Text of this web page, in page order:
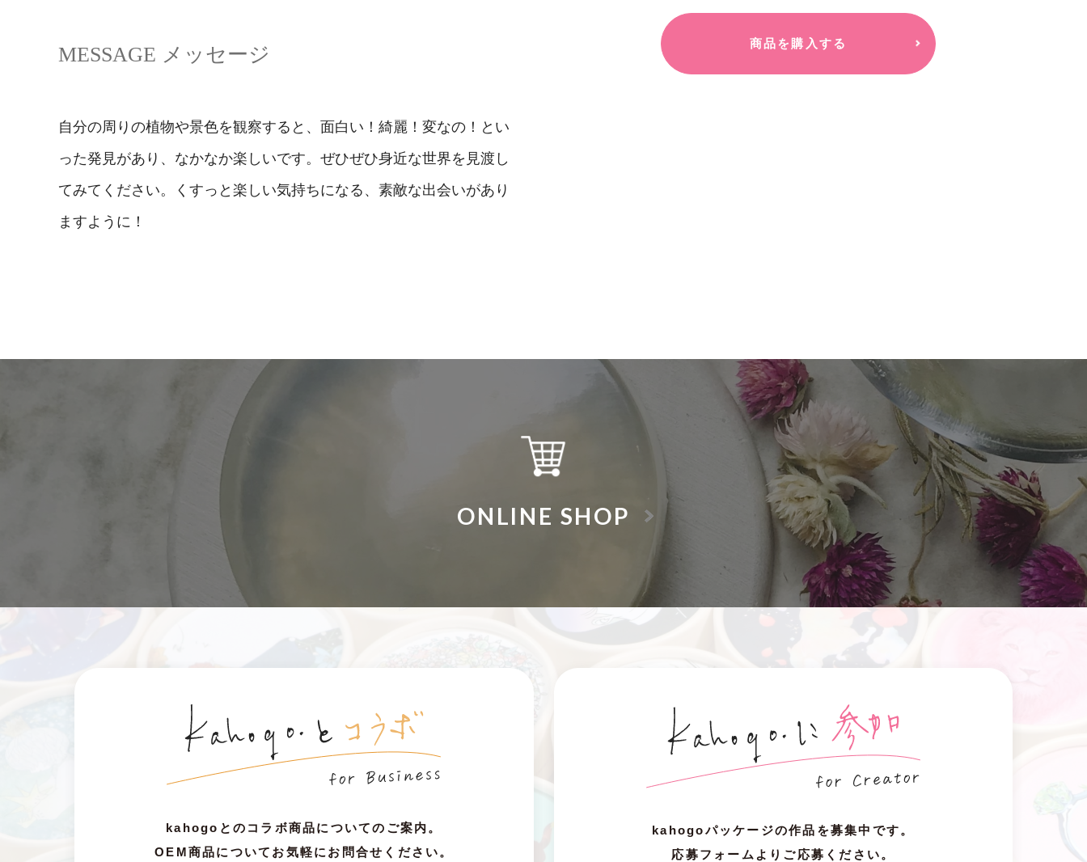
MESSAGE メッセージ
自分の周りの植物や景色を観察すると、面白い！綺麗！変なの！とい
った発見があり、なかなか楽しいです。ぜひぜひ身近な世界を見渡し
てみてください。くすっと楽しい気持ちになる、素敵な出会いがあり
ますように！
商品を購入する
ONLINE SHOP
kahogoとのコラボ商品についてのご案内。
OEM商品についてお気軽にお問合せください。
kahogoパッケージの作品を募集中です。
応募フォームよりご応募ください。